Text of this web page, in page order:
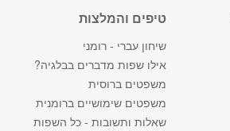
טיפים והמלצות
שיחון עברי - רומני
אילו שפות מדברים בבלגיה?
משפטים ברוסית
משפטים שימושיים ברומנית
שאלות ותשובות - כל השפות